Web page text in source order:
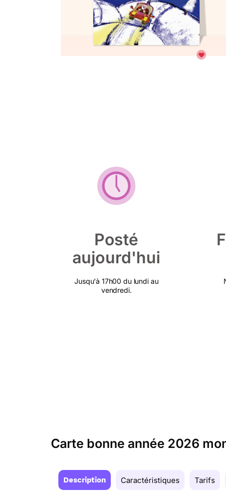
Posté
aujourd'hui
Jusqu'à 17h00 du lundi au
vendredi.
Carte bonne année 2026
Description Caractéristiques Tarifs